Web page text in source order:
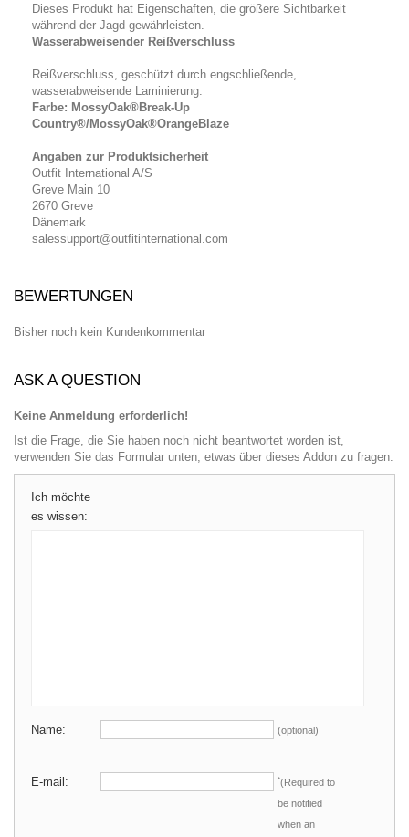
Dieses Produkt hat Eigenschaften, die größere Sichtbarkeit
während der Jagd gewährleisten.
Wasserabweisender Reißverschluss
Reißverschluss, geschützt durch engschließende,
wasserabweisende Laminierung.
Farbe: MossyOak®Break-Up
Country®/MossyOak®OrangeBlaze
Angaben zur Produktsicherheit
Outfit International A/S
Greve Main 10
2670 Greve
Dänemark
salessupport@outfitinternational.com
BEWERTUNGEN
Bisher noch kein Kundenkommentar
ASK A QUESTION
Keine Anmeldung erforderlich!
Ist die Frage, die Sie haben noch nicht beantwortet worden ist,
verwenden Sie das Formular unten, etwas über dieses Addon zu fragen.
Ich möchte
es wissen:
Name: (optional)
E-mail: *(Required to
be notified
when an